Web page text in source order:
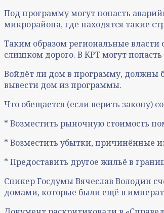
Под программу могут попасть
микрорайона, где находятся такие
Таким образом региональные
слишком дорого. В КРТ могут
Войдёт ли дом в программу, должны
вывести дом из программы.
Что обещается (если верить закону)
* Возместить рыночную стоимость
* Возместить убытки, причинённые
* Предоставить другое жильё в
Спикер Госдумы Вячеслав Володин
домами, которые были ещё в